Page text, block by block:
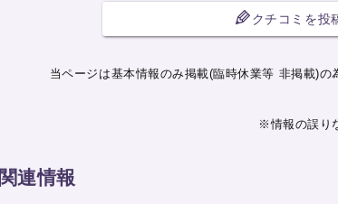
クチコミを投
当ページは基本情報のみ掲載(臨時休業等 非掲載)の
※情報の誤り
関連情報